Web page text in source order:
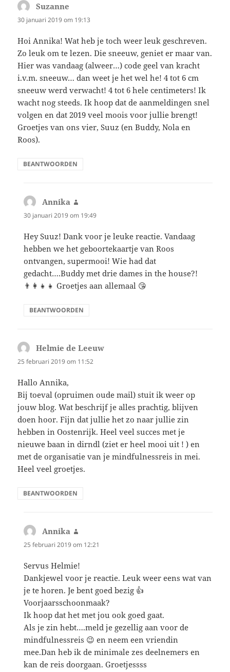
Suzanne
30 januari 2019 om 19:13
Hoi Annika! Wat heb je toch weer leuk geschreven.
Zo leuk om te lezen. Die sneeuw, geniet er maar van.
Hier was vandaag (alweer…) code geel van kracht
i.v.m. sneeuw… dan weet je het wel he! 4 tot 6 cm
sneeuw werd verwacht! 4 tot 6 hele centimeters! Ik
wacht nog steeds. Ik hoop dat de aanmeldingen snel
volgen en dat 2019 veel moois voor jullie brengt!
Groetjes van ons vier, Suuz (en Buddy, Nola en
Roos).
BEANTWOORDEN
Annika
30 januari 2019 om 19:49
Hey Suuz! Dank voor je leuke reactie. Vandaag
hebben we het geboortekaartje van Roos
ontvangen, supermooi! Wie had dat
gedacht….Buddy met drie dames in the house?!
👨‍👩‍👧‍👧 Groetjes aan allemaal 😘
BEANTWOORDEN
Helmie de Leeuw
25 februari 2019 om 11:52
Hallo Annika,
Bij toeval (opruimen oude mail) stuit ik weer op
jouw blog. Wat beschrijf je alles prachtig, blijven
doen hoor. Fijn dat jullie het zo naar jullie zin
hebben in Oostenrijk. Heel veel succes met je
nieuwe baan in dirndl (ziet er heel mooi uit ! ) en
met de organisatie van je mindfulnessreis in mei.
Heel veel groetjes.
BEANTWOORDEN
Annika
25 februari 2019 om 12:21
Servus Helmie!
Dankjewel voor je reactie. Leuk weer eens wat van
je te horen. Je bent goed bezig 👍
Voorjaarsschoonmaak?
Ik hoop dat het met jou ook goed gaat.
Als je zin hebt….meld je gezellig aan voor de
mindfulnessreis 😉 en neem een vriendin
mee.Dan heb ik de minimale zes deelnemers en
kan de reis doorgaan. Groetjessss